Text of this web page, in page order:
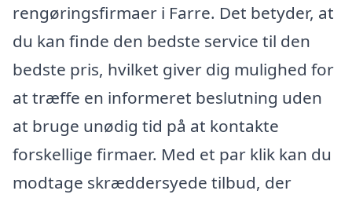
rengøringsfirmaer i Farre. Det betyder, at
du kan finde den bedste service til den
bedste pris, hvilket giver dig mulighed for
at træffe en informeret beslutning uden
at bruge unødig tid på at kontakte
forskellige firmaer. Med et par klik kan du
modtage skræddersyede tilbud, der